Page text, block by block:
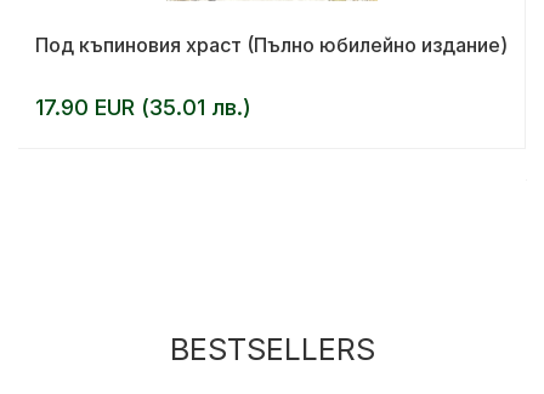
Под къпиновия храст (Пълно юбилейно издание)
17.90 EUR (35.01 лв.)
BESTSELLERS